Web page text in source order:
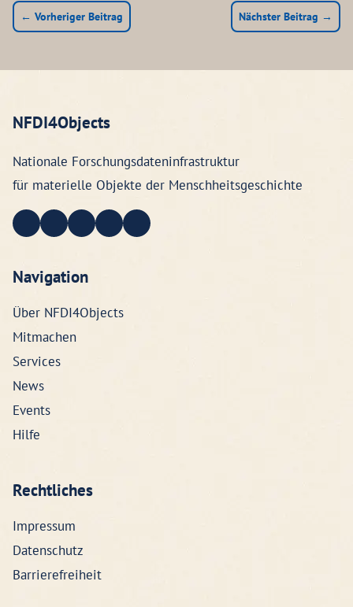
← Vorheriger Beitrag Nächster Beitrag →
NFDI4Objects
Nationale Forschungsdateninfrastruktur
für materielle Objekte der Menschheitsgeschichte
Navigation
Über NFDI4Objects
Mitmachen
Services
News
Events
Hilfe
Rechtliches
Impressum
Datenschutz
Barrierefreiheit